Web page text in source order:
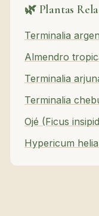
🌿 Plantas
Terminalia
Almendro
Terminalia
Terminalia
Ojé (Ficus
Hypericum